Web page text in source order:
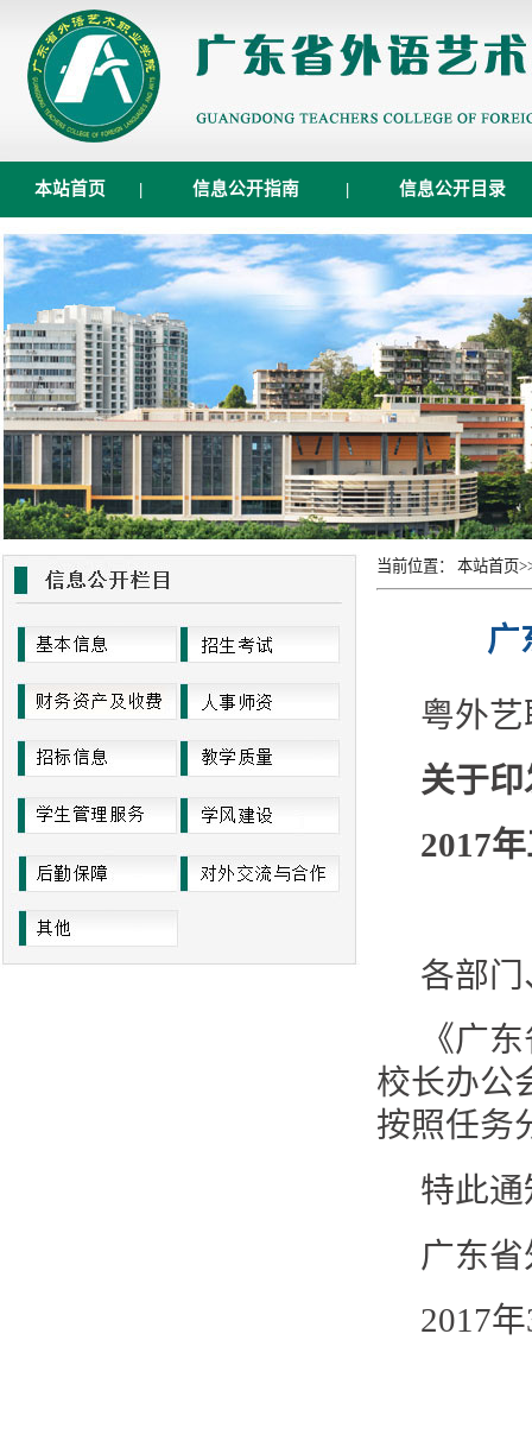
本站首页 | 信息公开指南 | 信息公开目录
当前位置： 本站首页
广
粤外艺
关于
2017
各部
《广
校长办公
按照任务
特此
广东
2017